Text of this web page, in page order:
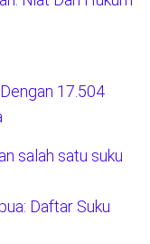
17.504
Daftar Suku